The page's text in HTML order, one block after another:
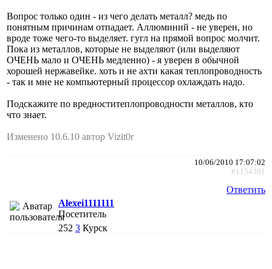
Вопрос только один - из чего делать металл? медь по
понятным причинам отпадает. Аллюминий - не уверен, но
вроде тоже чего-то выделяет. гугл на прямой вопрос молчит.
Пока из металлов, которые не выделяют (или выделяют
ОЧЕНЬ мало и ОЧЕНЬ медленно) - я уверен в обычной
хорошей нержавейке. хоть и не ахти какая теплопроводность
- так и мне не компьютерный процессор охлаждать надо.
Подскажите по вредноститеплопроводности металлов, кто
что знает.
Изменено 10.6.10 автор Vizit0r
10/06/2010 17:07:02
#1154391
Ответить
Alexei1111111
Посетитель
252 3 Курск